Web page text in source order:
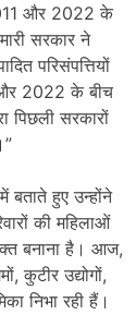
और 2022 के
सरकार ने
परिसंपत्तियों
और 2022 के बीच
पिछली सरकारों
बताते हुए उन्होंने
की महिलाओं
बनाना है। आज,
कुटीर उद्योगों,
निभा रही हैं।